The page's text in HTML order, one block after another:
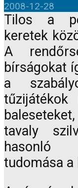
2008-12-28
Tilos a
keretek
A
bírságokat
a
tűzijátékok
tavaly
hasonló
tudomása a